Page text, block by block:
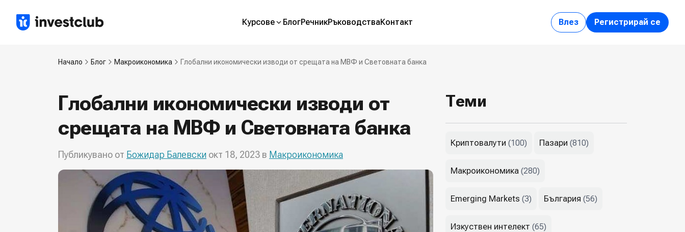
Курсове БлогРечникРъководстваКонтакт Влез Регистрирай се
Начало Блог Макроикономика Глобални икономически изводи от срещата на МВФ и Световната банка
Глобални икономически изводи от
срещата на МВФ и Световната банка
Публикувано от Божидар Балевски окт 18, 2023 в Макроикономика
Теми
Криптовалути (100) Пазари (810)
Макроикономика (280)
Emerging Markets (3) България (56)
Изкуствен интелект (65)